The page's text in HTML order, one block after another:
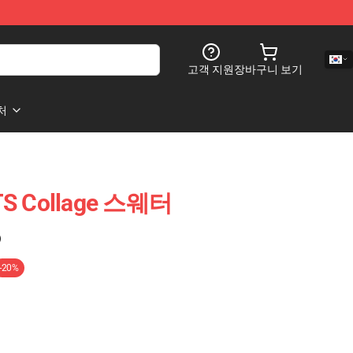
고객 지원장바구니 보기
Collage 스웨터
-20%